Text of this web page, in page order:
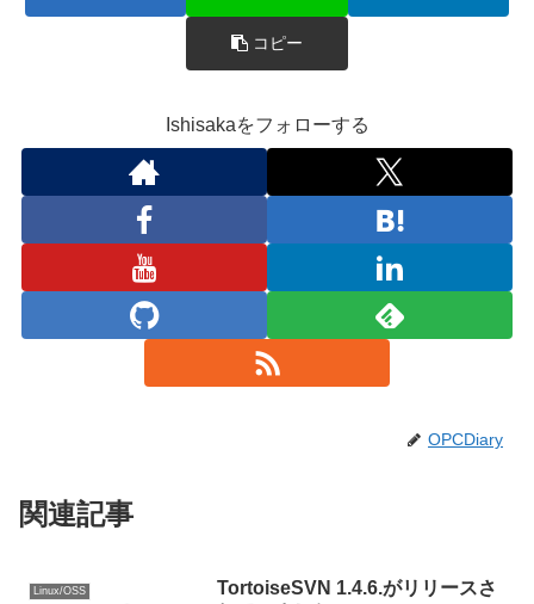
コピー
Ishisakaをフォローする
OPCDiary
関連記事
Linux/OSS
TortoiseSVN 1.4.6.がリリースさ